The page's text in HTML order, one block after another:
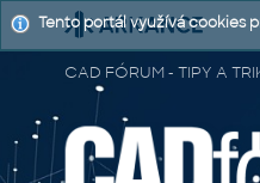
CAD FÓRUM - TIPY A
Tento portál využívá cookies